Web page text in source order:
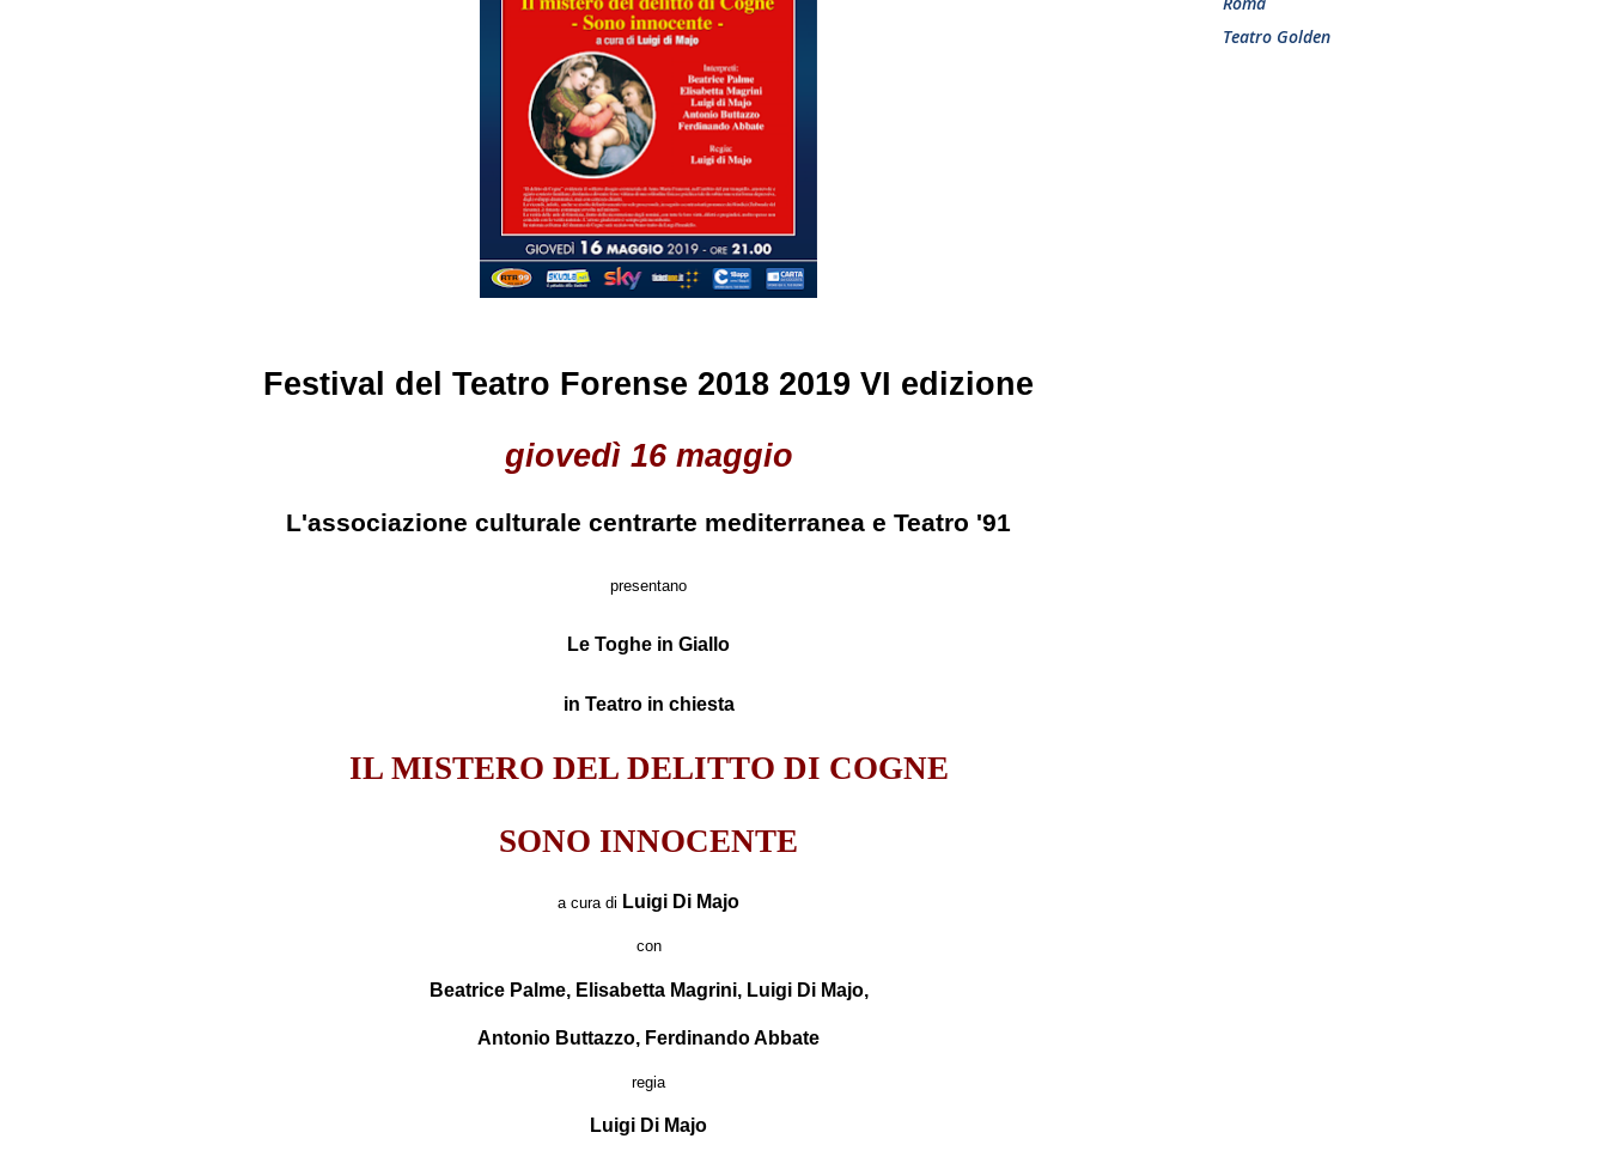
Festival del Teatro Forense 2018 2019 VI edizione
giovedì 16 maggio
L'associazione culturale centrarte mediterranea e Teatro '91
presentano
Le Toghe in Giallo
in Teatro in chiesta
IL MISTERO DEL DELITTO DI COGNE
SONO INNOCENTE
a cura di Luigi Di Majo
con
Beatrice Palme, Elisabetta Magrini, Luigi Di Majo,
Antonio Buttazzo, Ferdinando Abbate
regia
Luigi Di Majo
Teatro Golden